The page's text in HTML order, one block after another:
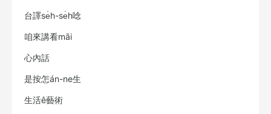
台譯se̍h-se̍h唸
咱來講看māi
心內話
是按怎án-ne生
生活ê藝術